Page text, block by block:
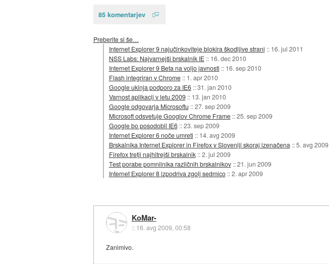
85 komentarjev
Preberite si še…
Internet Explorer 9 najučinkoviteje blokira škodljive strani :: 16. jul 2011
NSS Labs: Najvarnejši brskalnik IE :: 16. dec 2010
Internet Explorer 9 Beta na voljo javnosti :: 16. sep 2010
Flash integriran v Chrome :: 1. apr 2010
Google ukinja podporo za IE6 ::31. jan 2010
Varnost aplikacij v letu 2009 :: 13. jan 2010
Google odgovarja Microsoftu ::27. sep 2009
Microsoft odsvetuje Googlov Chrome Frame ::25. sep 2009
Google bo posodobil IE6 ::23. sep 2009
Internet Explorer 6 noče umreti :: 14. avg 2009
Brskalnika Internet Explorer in Firefox v Sloveniji skoraj izenačena ::5. avg 2009
Firefox tretji najhitrejši brskalnik ::2. jul 2009
Test porabe pomnilnika različnih brskalnikov ::21. jun 2009
Internet Explorer 8 izpodriva zgolj sedmico ::2. apr 2009
KoMar-
:: 16. avg 2009, 00:58
Zanimivo.